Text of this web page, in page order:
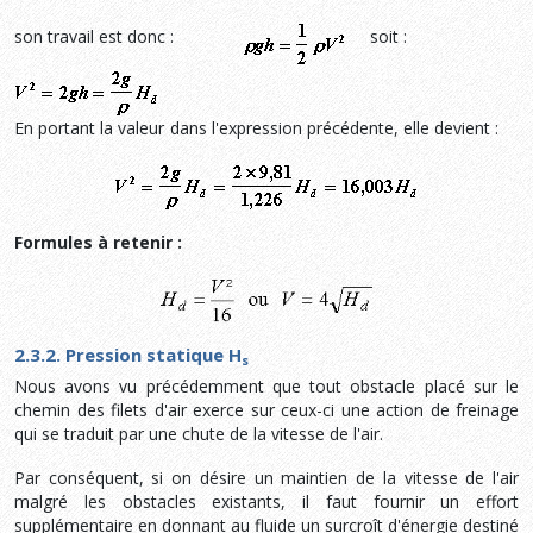
son travail est donc : soit :
En portant la valeur dans l'expression précédente, elle devient :
Formules à retenir :
2.3.2. Pression statique Hs
Nous avons vu précédemment que tout obstacle placé sur le
chemin des filets d'air exerce sur ceux-ci une action de freinage
qui se traduit par une chute de la vitesse de l'air.
Par conséquent, si on désire un maintien de la vitesse de l'air
malgré les obstacles existants, il faut fournir un effort
supplémentaire en donnant au fluide un surcroît d'énergie destiné